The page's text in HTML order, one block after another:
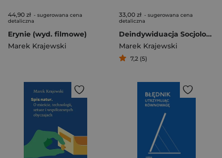
44,90 zł - sugerowana cena
detaliczna
Erynie (wyd. filmowe)
Marek Krajewski
33,00 zł - sugerowana cena
detaliczna
Deindywiduacja Socjologia zachowań zbiorowych
Marek Krajewski
7,2 (5)